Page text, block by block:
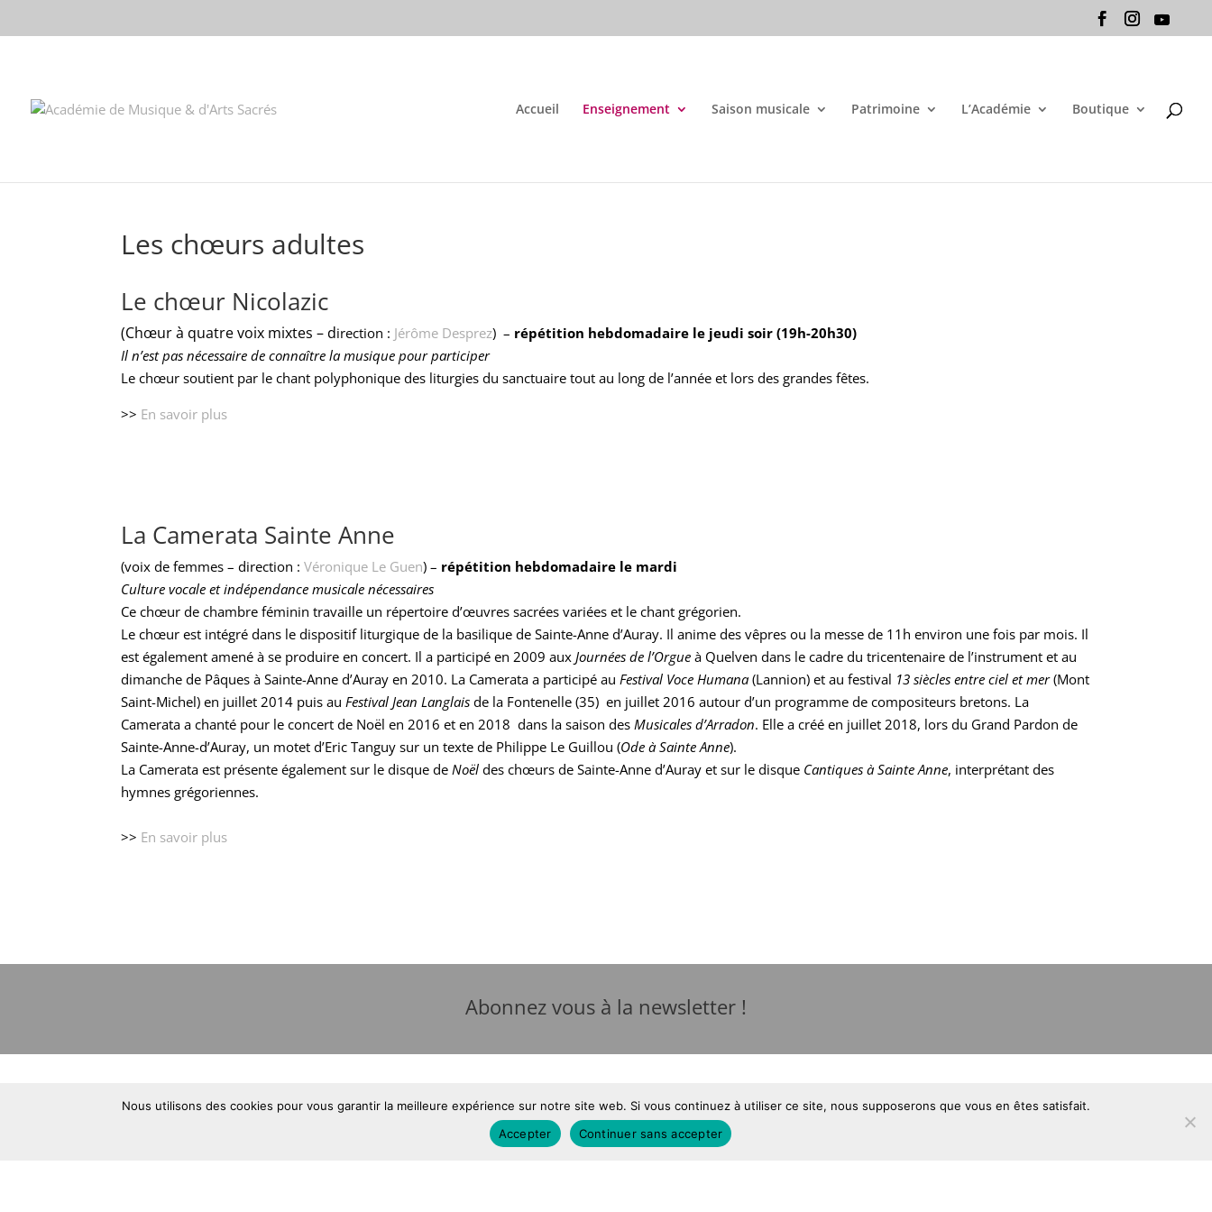
Accueil Enseignement Saison musicale Patrimoine L’Académie Boutique
Les chœurs adultes
Le chœur Nicolazic
(Chœur à quatre voix mixtes – direction : Jérôme Desprez) – répétition hebdomadaire le jeudi soir (19h-20h30)
Il n’est pas nécessaire de connaître la musique pour participer
Le chœur soutient par le chant polyphonique des liturgies du sanctuaire tout au long de l’année et lors des grandes fêtes.
>> En savoir plus
La Camerata Sainte Anne
(voix de femmes – direction :Véronique Le Guen) – répétition hebdomadaire le mardi
Culture vocale et indépendance musicale nécessaires
Ce chœur de chambre féminin travaille un répertoire d’œuvres sacrées variées et le chant grégorien.
Le chœur est intégré dans le dispositif liturgique de la basilique de Sainte-Anne d’Auray. Il anime des vêpres ou la messe de 11h environ une fois par mois. Il
est également amené à se produire en concert. Il a participé en 2009 auxJournées de l’Orgue à Quelven dans le cadre du tricentenaire de l’instrument et au
dimanche de Pâques à Sainte-Anne d’Auray en 2010. La Camerata a participé auFestival Voce Humana(Lannion) et au festival 13 siècles entre ciel et mer(Mont
Saint-Michel) en juillet 2014 puis auFestival Jean Langlais de la Fontenelle (35) en juillet 2016 autour d’un programme de compositeurs bretons. La
Camerata a chanté pour le concert de Noël en 2016 et en 2018 dans la saison desMusicales d’Arradon. Elle a créé en juillet 2018, lors du Grand Pardon de
Sainte-Anne-d’Auray, un motet d’Eric Tanguy sur un texte de Philippe Le Guillou (Ode à Sainte Anne).
La Camerata est présente également sur le disque deNoël des chœurs de Sainte-Anne d’Auray et sur le disque Cantiques à Sainte Anne, interprétant des
hymnes grégoriennes.
>> En savoir plus
Abonnez vous à la newsletter !
Mentions légales
Nous utilisons des cookies pour vous garantir la meilleure expérience sur notre site web. Si vous continuez à utiliser ce site, nous supposerons que vous en êtes satisfait.
Accepter
Continuer sans accepter